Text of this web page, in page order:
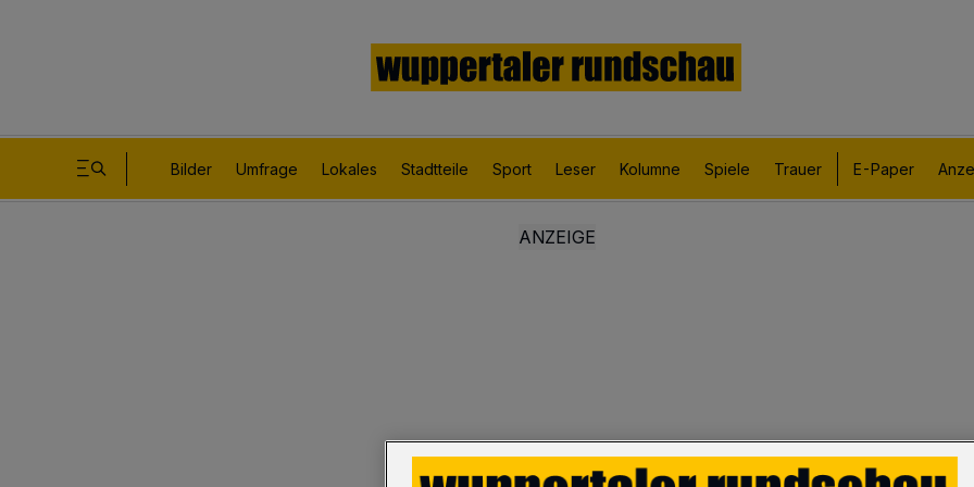
Bilder Umfrage Lokales Stadtteile Sport Leser Kolumne Spiele Trauer E-Paper